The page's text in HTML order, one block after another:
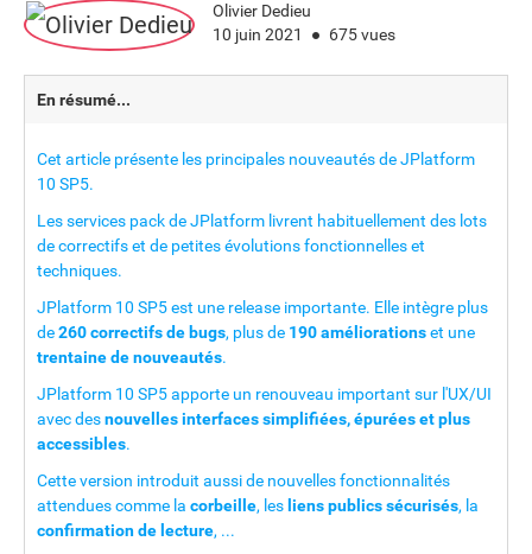
Olivier Dedieu
10 juin 2021
675 vues
En résumé...
Cet article présente les principales nouveautés de JPlatform
10 SP5.
Les services pack de JPlatform livrent habituellement des lots
de correctifs et de petites évolutions fonctionnelles et
techniques.
JPlatform 10 SP5 est une release importante. Elle intègre plus
de260 correctifs de bugs, plus de 190 améliorationset une
trentaine de nouveautés.
JPlatform 10 SP5 apporte un renouveau important sur l'UX/UI
avec desnouvelles interfaces simplifiées, épurées et plus
accessibles.
Cette version introduit aussi de nouvelles fonctionnalités
attendues comme la corbeille, les liens publics sécurisés, la
confirmation de lecture, ...